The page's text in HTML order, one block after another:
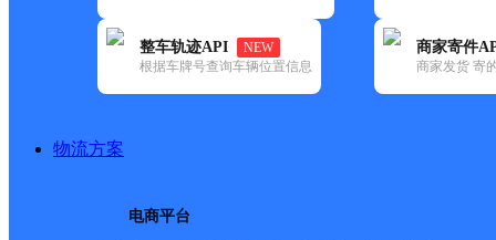
整车轨迹API
NEW
根据车牌号查询车辆位置信息
商家寄件
商家发货 寄
物流方案
电商平台
更新时间：2022-07-14 00:00:00
所属快递：中通快递
所属区域：辽宁省-本溪市-溪湖区
网点地址：溪湖区彩屯北路24号
网点负责人：